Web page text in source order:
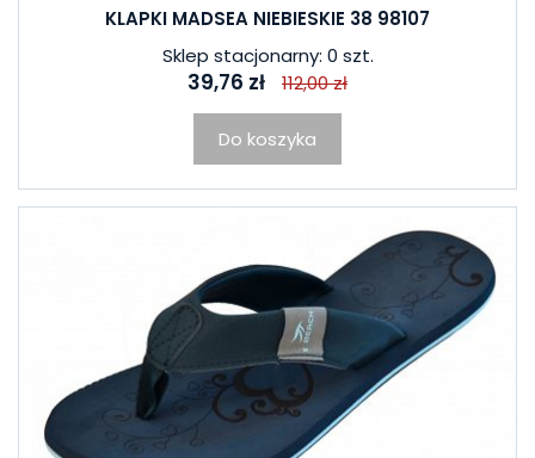
KLAPKI MADSEA NIEBIESKIE 38 98107
Sklep stacjonarny: 0 szt.
39,76 zł 112,00 zł
Do koszyka